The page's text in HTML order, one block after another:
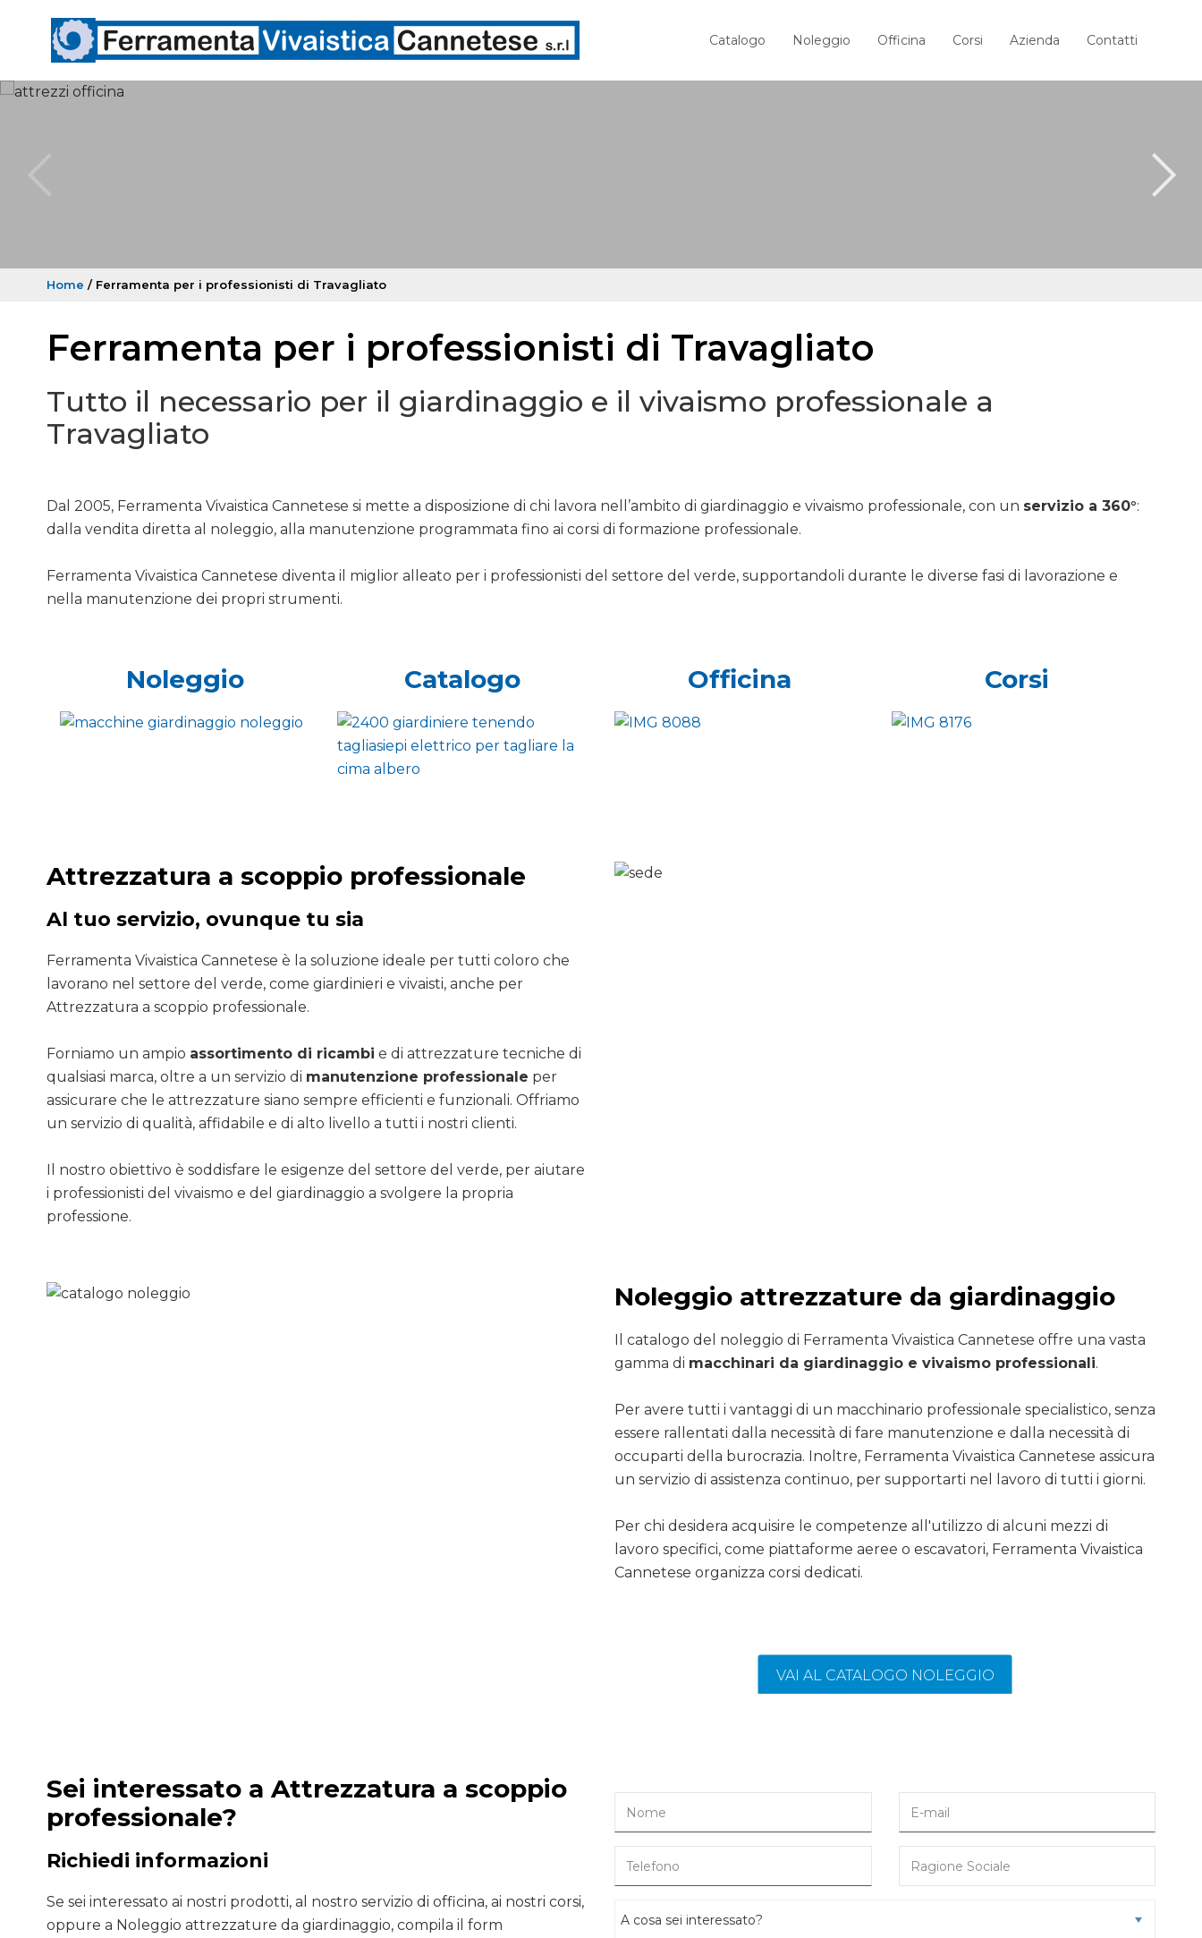
Catalogo Noleggio Officina Corsi Azienda Contatti
Home / Ferramenta per i professionisti di Travagliato
Ferramenta per i professionisti di Travagliato
Tutto il necessario per il giardinaggio e il vivaismo professionale a
Travagliato
Dal 2005, Ferramenta Vivaistica Cannetese si mette a disposizione di chi lavora nell’ambito di giardinaggio e vivaismo professionale, con un servizio a 360°:
dalla vendita diretta al noleggio, alla manutenzione programmata fino ai corsi di formazione professionale.
Ferramenta Vivaistica Cannetese diventa il miglior alleato per i professionisti del settore del verde, supportandoli durante le diverse fasi di lavorazione e
nella manutenzione dei propri strumenti.
Noleggio Catalogo Officina Corsi
Attrezzatura a scoppio professionale
Al tuo servizio, ovunque tu sia
Ferramenta Vivaistica Cannetese è la soluzione ideale per tutti coloro che
lavorano nel settore del verde, come giardinieri e vivaisti, anche per
Attrezzatura a scoppio professionale.
Forniamo un ampio assortimento di ricambi e di attrezzature tecniche di
qualsiasi marca, oltre a un servizio di manutenzione professionale per
assicurare che le attrezzature siano sempre efficienti e funzionali. Offriamo
un servizio di qualità, affidabile e di alto livello a tutti i nostri clienti.
Il nostro obiettivo è soddisfare le esigenze del settore del verde, per aiutare
i professionisti del vivaismo e del giardinaggio a svolgere la propria
professione.
Noleggio attrezzature da giardinaggio
Il catalogo del noleggio di Ferramenta Vivaistica Cannetese offre una vasta
gamma di macchinari da giardinaggio e vivaismo professionali.
Per avere tutti i vantaggi di un macchinario professionale specialistico, senza
essere rallentati dalla necessità di fare manutenzione e dalla necessità di
occuparti della burocrazia. Inoltre, Ferramenta Vivaistica Cannetese assicura
un servizio di assistenza continuo, per supportarti nel lavoro di tutti i giorni.
Per chi desidera acquisire le competenze all'utilizzo di alcuni mezzi di
lavoro specifici, come piattaforme aeree o escavatori, Ferramenta Vivaistica
Cannetese organizza corsi dedicati.
VAI AL CATALOGO NOLEGGIO
Sei interessato a Attrezzatura a scoppio
professionale?
Richiedi informazioni
Se sei interessato ai nostri prodotti, al nostro servizio di officina, ai nostri corsi,
oppure a Noleggio attrezzature da giardinaggio, compila il form